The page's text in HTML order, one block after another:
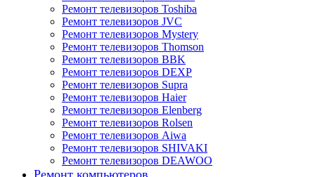
Ремонт телевизоров Toshiba
Ремонт телевизоров JVC
Ремонт телевизоров Mystery
Ремонт телевизоров Thomson
Ремонт телевизоров BBK
Ремонт телевизоров DEXP
Ремонт телевизоров Supra
Ремонт телевизоров Haier
Ремонт телевизоров Elenberg
Ремонт телевизоров Rolsen
Ремонт телевизоров Aiwa
Ремонт телевизоров SHIVAKI
Ремонт телевизоров DEAWOO
Ремонт компьютеров